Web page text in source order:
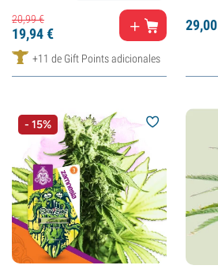
20,99€
19,94€
+11 de Gift Points adicionales
29,00
- 15%